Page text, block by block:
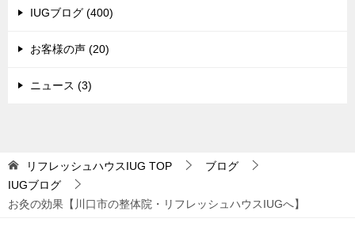
IUGブログ (400)
お客様の声 (20)
ニュース (3)
リフレッシュハウスIUG TOP
ブログ
IUGブログ
お灸の効果【川口市の整体院・リフレッシュハウスIUGへ】